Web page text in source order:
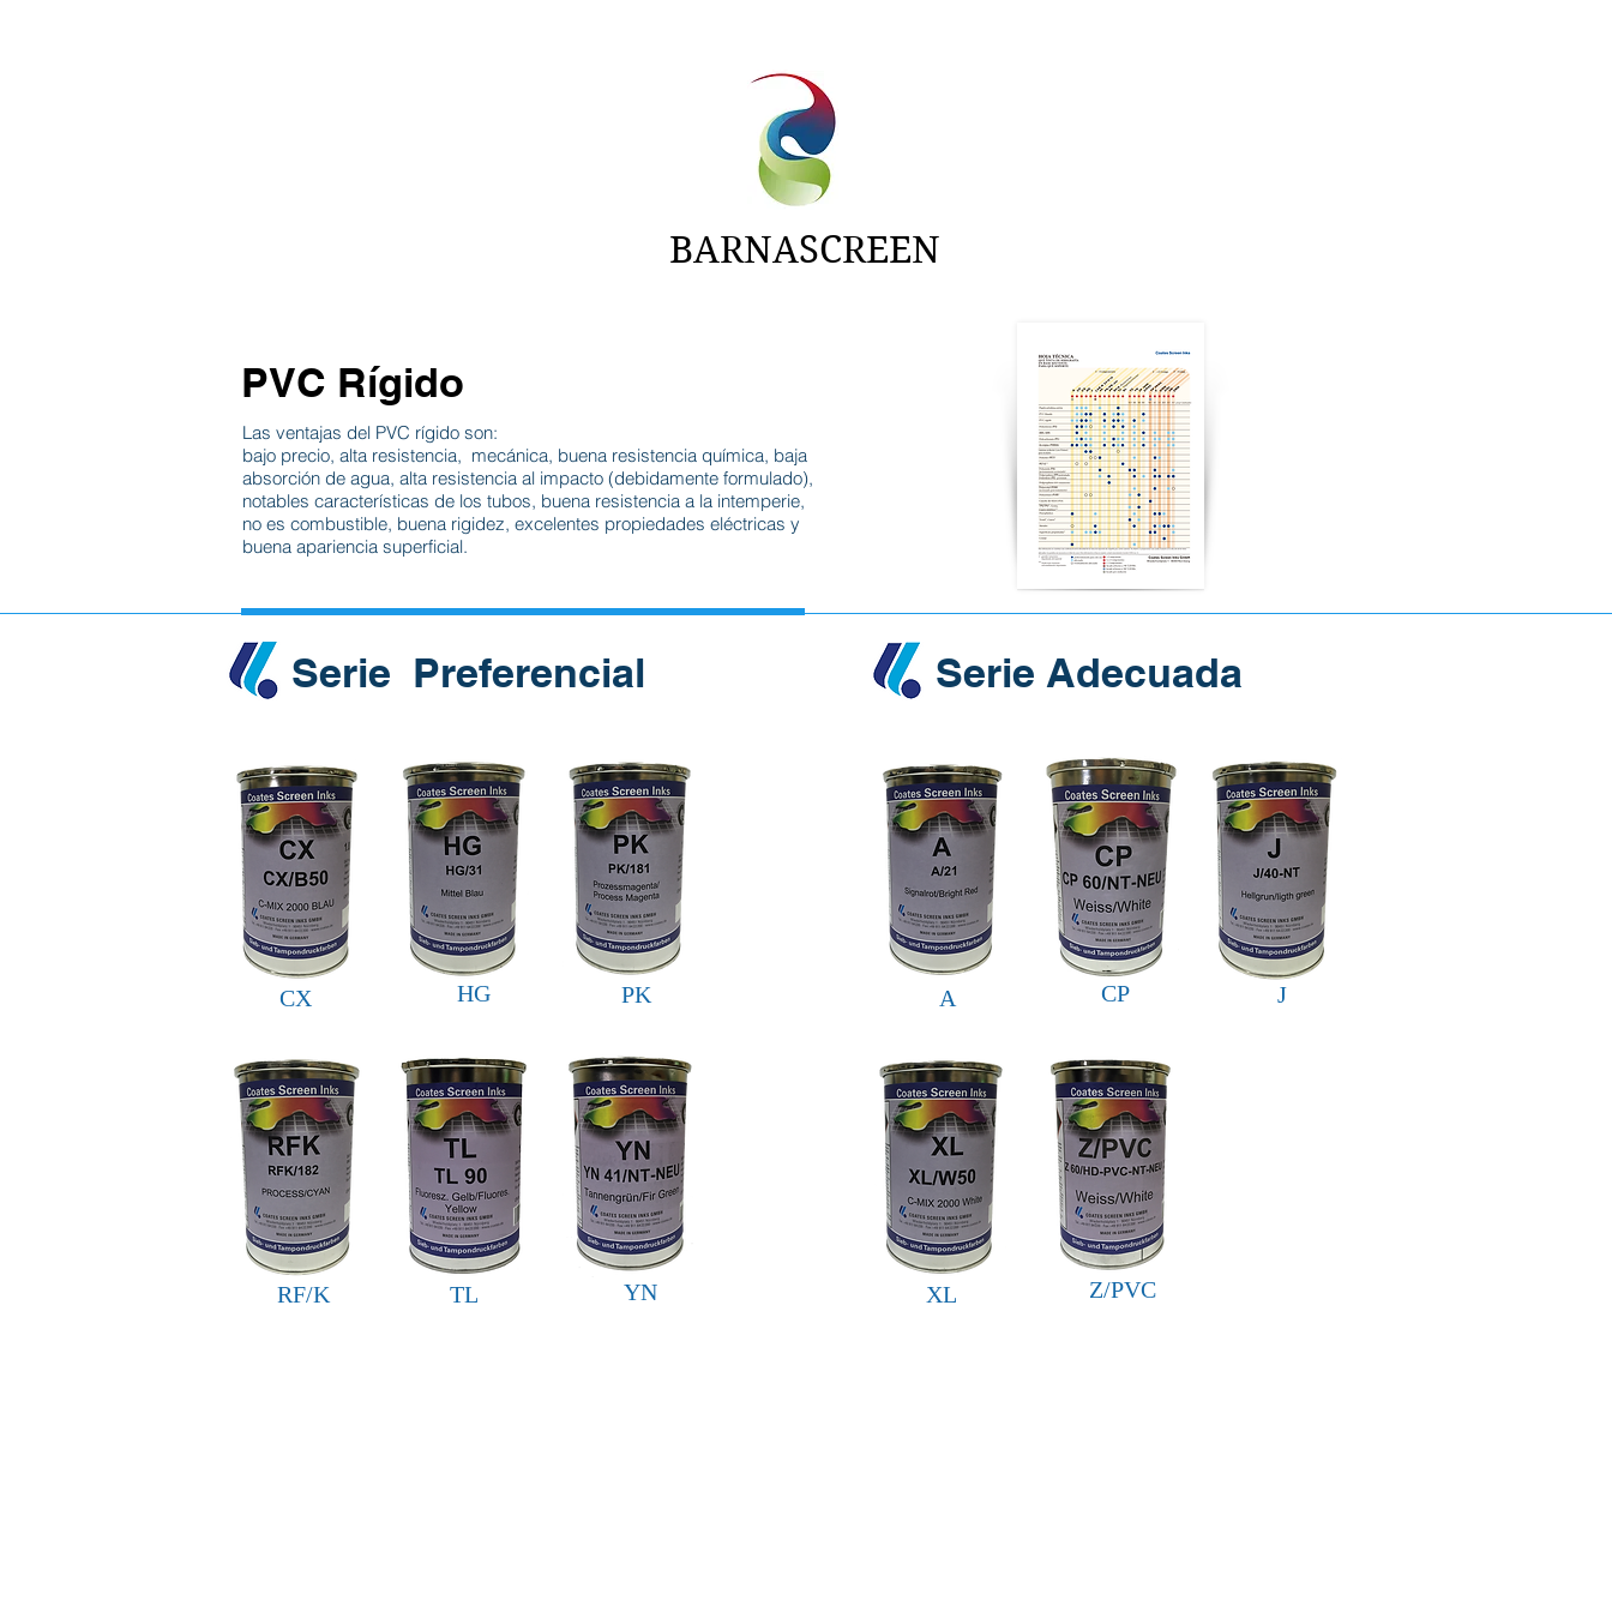
BARNASCREEN
PVC Rígido
Las ventajas del PVC rígido son:
bajo precio, alta resistencia, mecánica, buena resistencia química, baja
absorción de agua, alta resistencia al impacto (debidamente formulado),
notables características de los tubos, buena resistencia a la intemperie,
no es combustible, buena rigidez, excelentes propiedades eléctricas y
buena apariencia superficial.
Serie Preferencial Serie Adecuada
CX
RF/K
HG
TL
PK
YN
A CP J
XL Z/PVC